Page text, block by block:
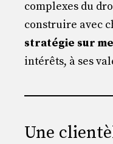
complexes du
construire avec
stratégie sur
intérêts, à ses
Une